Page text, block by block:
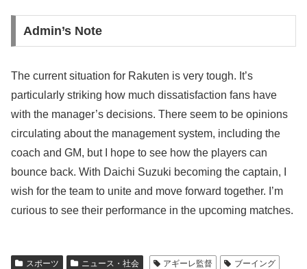
Admin’s Note
The current situation for Rakuten is very tough. It’s
particularly striking how much dissatisfaction fans have
with the manager’s decisions. There seem to be opinions
circulating about the management system, including the
coach and GM, but I hope to see how the players can
bounce back. With Daichi Suzuki becoming the captain, I
wish for the team to unite and move forward together. I’m
curious to see their performance in the upcoming matches.
スポーツ ニュース・社会 アギーレ監督
ブーイング